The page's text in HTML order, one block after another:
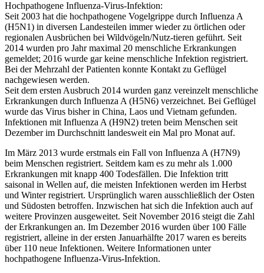
Hochpathogene Influenza-Virus-Infektion:
Seit 2003 hat die hochpathogene Vogelgrippe durch Influenza A
(H5N1) in diversen Landesteilen immer wieder zu örtlichen oder
regionalen Ausbrüchen bei Wildvögeln/Nutz-tieren geführt. Seit
2014 wurden pro Jahr maximal 20 menschliche Erkrankungen
gemeldet; 2016 wurde gar keine menschliche Infektion registriert.
Bei der Mehrzahl der Patienten konnte Kontakt zu Geflügel
nachgewiesen werden.
Seit dem ersten Ausbruch 2014 wurden ganz vereinzelt menschliche
Erkrankungen durch Influenza A (H5N6) verzeichnet. Bei Geflügel
wurde das Virus bisher in China, Laos und Vietnam gefunden.
Infektionen mit Influenza A (H9N2) treten beim Menschen seit
Dezember im Durchschnitt landesweit ein Mal pro Monat auf.
Im März 2013 wurde erstmals ein Fall von Influenza A (H7N9)
beim Menschen registriert. Seitdem kam es zu mehr als 1.000
Erkrankungen mit knapp 400 Todesfällen. Die Infektion tritt
saisonal in Wellen auf, die meisten Infektionen werden im Herbst
und Winter registriert. Ursprünglich waren ausschließlich der Osten
und Südosten betroffen. Inzwischen hat sich die Infektion auch auf
weitere Provinzen ausgeweitet. Seit November 2016 steigt die Zahl
der Erkrankungen an. Im Dezember 2016 wurden über 100 Fälle
registriert, alleine in der ersten Januarhälfte 2017 waren es bereits
über 110 neue Infektionen. Weitere Informationen unter
hochpathogene Influenza-Virus-Infektion.